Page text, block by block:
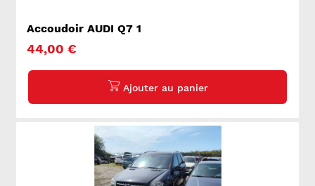
Accoudoir AUDI Q7 1
44,00 €